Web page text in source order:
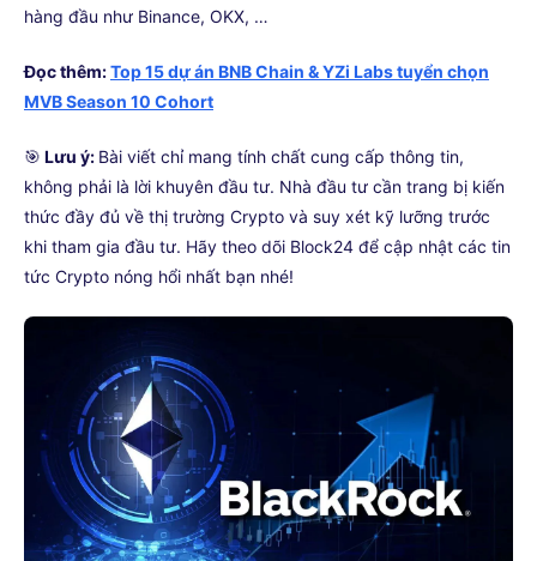
hàng đầu như Binance, OKX, …
Đọc thêm:Top 15 dự án BNB Chain & YZi Labs tuyển chọn
MVB Season 10 Cohort
🎯 Lưu ý: Bài viết chỉ mang tính chất cung cấp thông tin,
không phải là lời khuyên đầu tư. Nhà đầu tư cần trang bị kiến
thức đầy đủ về thị trường Crypto và suy xét kỹ lưỡng trước
khi tham gia đầu tư. Hãy theo dõi Block24 để cập nhật các tin
tức Crypto nóng hổi nhất bạn nhé!